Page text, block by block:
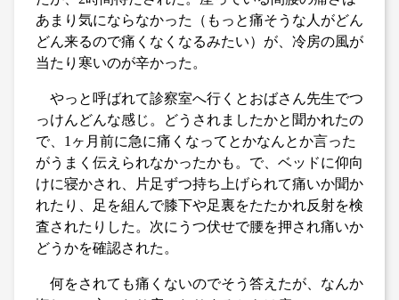
あまり気にならなかった（もっと痛そうな人がどん
どん来るので痛くなくなるみたい）が、冷房の風が
当たり寒いのが辛かった。
やっと呼ばれて診察室へ行くとおばさん先生でつ
っけんどんな感じ。どうされましたかと聞かれたの
で、1ヶ月前に急に痛くなってとかなんとか言った
がうまく伝えられなかったかも。で、ベッドに仰向
けに寝かされ、片足ずつ持ち上げられて痛いか聞か
れたり、足を組んで膝下や足裏をたたかれ反射を検
査されたりした。次にうつ伏せで腰を押され痛いか
どうかを確認された。
何をされても痛くないのでそう答えたが、なんか